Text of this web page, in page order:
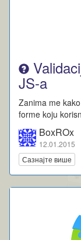
JS-a
Zanima me
forme koju
BoxROx
12.01.2015
Сазнајте више